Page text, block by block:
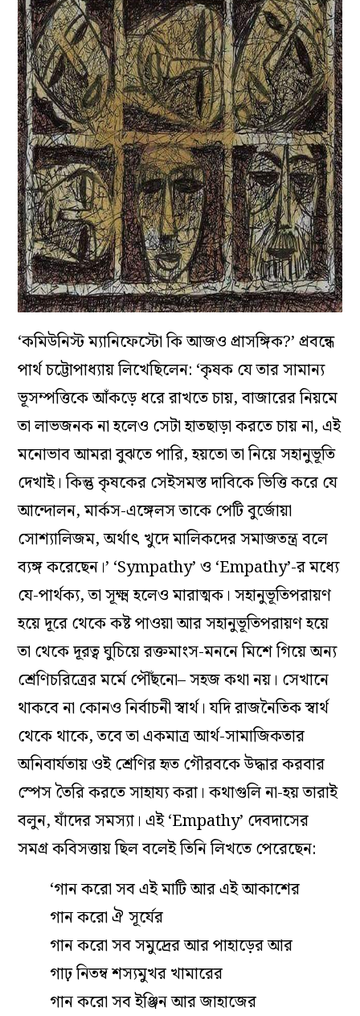
‘কমিউনিস্ট ম্যানিফেস্টো কি আজও প্রাসঙ্গিক?’ প্রবন্ধে
পার্থ চট্টোপাধ্যায় লিখেছিলেন: ‘কৃষক যে তার সামান্য
ভূসম্পত্তিকে আঁকড়ে ধরে রাখতে চায়, বাজারের নিয়মে
তা লাভজনক না হলেও সেটা হাতছাড়া করতে চায় না, এই
মনোভাব আমরা বুঝতে পারি, হয়তো তা নিয়ে সহানুভূতি
দেখাই। কিন্তু কৃষকের সেইসমস্ত দাবিকে ভিত্তি করে যে
আন্দোলন, মার্কস-এঙ্গেলস তাকে পেটি বুর্জোয়া
সোশ্যালিজম, অর্থাৎ খুদে মালিকদের সমাজতন্ত্র বলে
ব্যঙ্গ করেছেন।’ ‘Sympathy’ ও ‘Empathy’-র মধ্যে
যে-পার্থক্য, তা সূক্ষ্ম হলেও মারাত্মক। সহানুভূতিপরায়ণ
হয়ে দূরে থেকে কষ্ট পাওয়া আর সহানুভূতিপরায়ণ হয়ে
তা থেকে দূরত্ব ঘুচিয়ে রক্তমাংস-মননে মিশে গিয়ে অন্য
শ্রেণিচরিত্রের মর্মে পৌঁছনো– সহজ কথা নয়। সেখানে
থাকবে না কোনও নির্বাচনী স্বার্থ। যদি রাজনৈতিক স্বার্থ
থেকে থাকে, তবে তা একমাত্র আর্থ-সামাজিকতার
অনিবার্যতায় ওই শ্রেণির হৃত গৌরবকে উদ্ধার করবার
স্পেস তৈরি করতে সাহায্য করা। কথাগুলি না-হয় তারাই
বলুন, যাঁদের সমস্যা। এই ‘Empathy’ দেবদাসের
সমগ্র কবিসত্তায় ছিল বলেই তিনি লিখতে পেরেছেন:
‘গান করো সব এই মাটি আর এই আকাশের
গান করো ঐ সূর্যের
গান করো সব সমুদ্রের আর পাহাড়ের আর
গাঢ় নিতম্ব শস্যমুখর খামারের
গান করো সব ইঞ্জিন আর জাহাজের